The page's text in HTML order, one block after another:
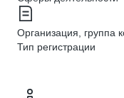
Организация, группа
Тип регистрации